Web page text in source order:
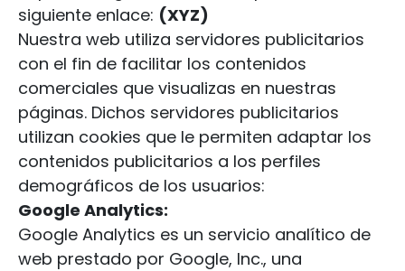
siguiente enlace: (XYZ)
Nuestra web utiliza servidores publicitarios
con el fin de facilitar los contenidos
comerciales que visualizas en nuestras
páginas. Dichos servidores publicitarios
utilizan cookies que le permiten adaptar los
contenidos publicitarios a los perfiles
demográficos de los usuarios:
Google Analytics:
Google Analytics es un servicio analítico de
web prestado por Google, Inc., una